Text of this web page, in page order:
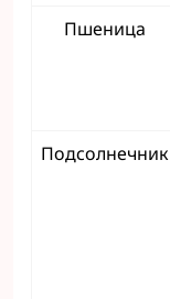
Пшеница
Подсолнечник